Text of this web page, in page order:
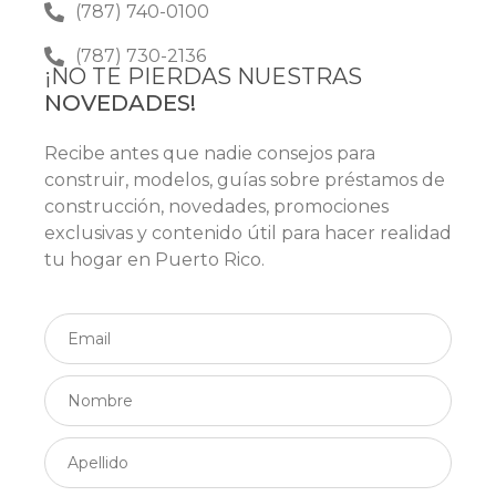
(787) 740-0100
(787) 730-2136
¡NO TE PIERDAS NUESTRAS
NOVEDADES!
Recibe antes que nadie consejos para
construir, modelos, guías sobre préstamos de
construcción, novedades, promociones
exclusivas y contenido útil para hacer realidad
tu hogar en Puerto Rico.